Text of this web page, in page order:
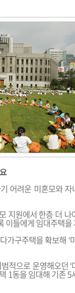
L
복
하
기
게
변
기
게
변
기
어려운 미혼모와
지원에서 한층 더
이들에게 임대주택을
가구주택을 확보해 ‘
적으로 운영해오던
1동을 임대해 기존